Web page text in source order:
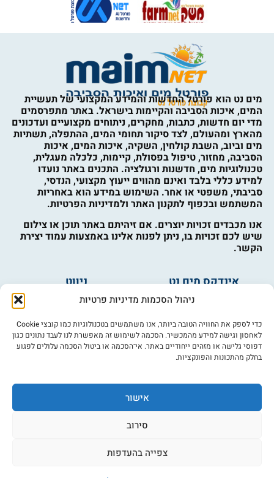
ניהול הסכמות מדיניות פרטיות
כדי לספק את החוויה הטובה ביותר, אנו משתמשים בטכנולוגיות כמו קובצי Cookie
לאחסון וגישה למידע מהמכשיר. הסכמה לשימוש זה מאפשרת לנו לעבד נתונים כגון
דפוסי גלישה או מזהים ייחודיים באתר. אי־הסכמה או ביטול הסכמה עלולים לפגוע
בחלק מהתכונות והפונקציות.
אישור
סירוב
צפייה בהעדפות
מים נט הוא פורטל החדשות והמידע המקצועי של תעשיית
המים, איכות הסביבה והקיימות בישראל. באתר מתפרסמים
מדי יום חדשות, כתבות, מחקרים, ניתוחים מקצועיים ועדכונים
מהארץ ומהעולם, לצד סיקור תחומי המים, ההתפלה, תשתיות
מים וביוב, השבת קולחין, השקיה, איכות המים, איכות
הסביבה, מחזור, טיפול בפסולת, קיימות, כלכלה מעגלית,
טכנולוגיות מים, חדשנות ורגולציה. התכנים באתר נועדו
למידע כללי בלבד ואינם מהווים ייעוץ מקצועי, הנדסי,
סביבתי, משפטי או אחר. השימוש במידע הוא באחריות
המשתמש ובכפוף לתקנון האתר ולמדיניות הפרטיות.
אנו מכבדים זכויות יוצרים. אם זיהיתם באתר תוכן או צילום
שיש לכם זכויות בו, ניתן לפנות אלינו באמצעות עמוד יצירת
הקשר.
אינדקס מים נט
מים ובריאות
פורום מים
ניווט
אינדקס עסקים
צרו קשר
מי אנחנו
הרשמה לניוזלטר
פרסמו אצלנו
הצהרת נגישות